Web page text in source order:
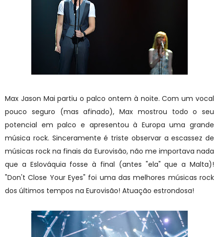
Max Jason Mai partiu o palco ontem à noite. Com um vocal
pouco seguro (mas afinado), Max mostrou todo o seu
potencial em palco e apresentou à Europa uma grande
música rock. Sinceramente é triste observar a escassez de
músicas rock na finais da Eurovisão, não me importava nada
que a Eslováquia fosse à final (antes "ela" que a Malta)!
"Don't Close Your Eyes" foi uma das melhores músicas rock
dos últimos tempos na Eurovisão! Atuação estrondosa!